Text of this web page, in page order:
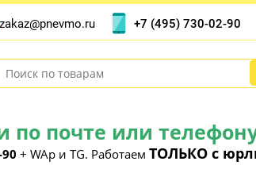
почте или
+ WAp и TG. Работаем ТОЛЬКО с
zakaz@pnevmo.ru +7 (495) 730-02-90